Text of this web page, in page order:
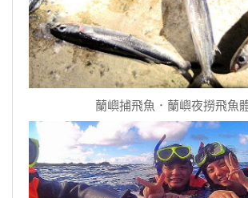
蘭嶼捕飛魚．蘭嶼夜撈飛魚